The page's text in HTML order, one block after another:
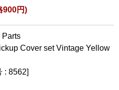
900円)
Parts
Cover set Vintage Yellow
: 8562]